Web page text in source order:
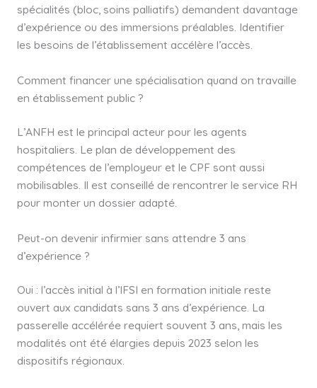
spécialités (bloc, soins palliatifs) demandent davantage
d’expérience ou des immersions préalables. Identifier
les besoins de l’établissement accélère l’accès.
Comment financer une spécialisation quand on travaille
en établissement public ?
L’ANFH est le principal acteur pour les agents
hospitaliers. Le plan de développement des
compétences de l’employeur et le CPF sont aussi
mobilisables. Il est conseillé de rencontrer le service RH
pour monter un dossier adapté.
Peut-on devenir infirmier sans attendre 3 ans
d’expérience ?
Oui : l’accès initial à l’IFSI en formation initiale reste
ouvert aux candidats sans 3 ans d’expérience. La
passerelle accélérée requiert souvent 3 ans, mais les
modalités ont été élargies depuis 2023 selon les
dispositifs régionaux.